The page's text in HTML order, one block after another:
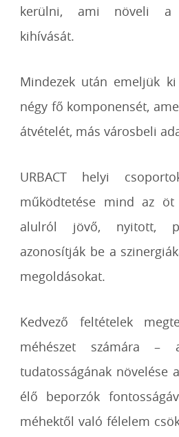
kerülni, ami növeli a
kihívását.
Mindezek után emeljük
négy fő komponensét,
átvételét, más városbeli
URBACT helyi
működtetése mind az öt
alulról jövő, nyitott,
azonosítják be a
megoldásokat.
Kedvező feltételek
méhészet számára –
tudatosságának növelése
élő beporzók
méhektől való félelem